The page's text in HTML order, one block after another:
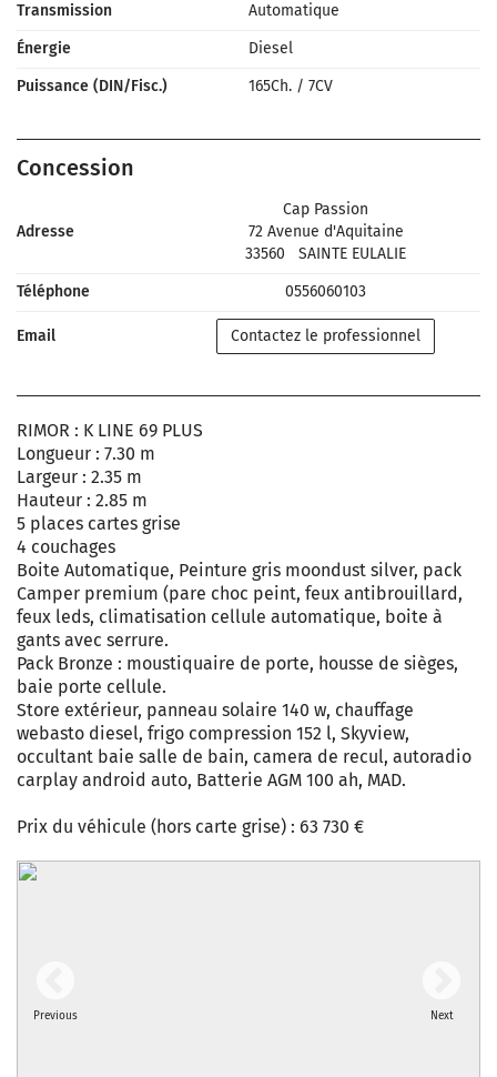
Transmission
Automatique
Énergie
Diesel
Puissance (DIN/Fisc.)
165Ch. / 7CV
Concession
Adresse
Cap Passion
72 Avenue d'Aquitaine
33560
SAINTE EULALIE
Téléphone
0556060103
Email Contactez le professionnel
RIMOR : K LINE 69 PLUS
Longueur : 7.30 m
Largeur : 2.35 m
Hauteur : 2.85 m
5 places cartes grise
4 couchages
Boite Automatique, Peinture gris moondust silver, pack
Camper premium (pare choc peint, feux antibrouillard,
feux leds, climatisation cellule automatique, boite à
gants avec serrure.
Pack Bronze : moustiquaire de porte, housse de sièges,
baie porte cellule.
Store extérieur, panneau solaire 140 w, chauffage
webasto diesel, frigo compression 152 l, Skyview,
occultant baie salle de bain, camera de recul, autoradio
carplay android auto, Batterie AGM 100 ah, MAD.
Prix du véhicule (hors carte grise) : 63 730 €
Previous Next